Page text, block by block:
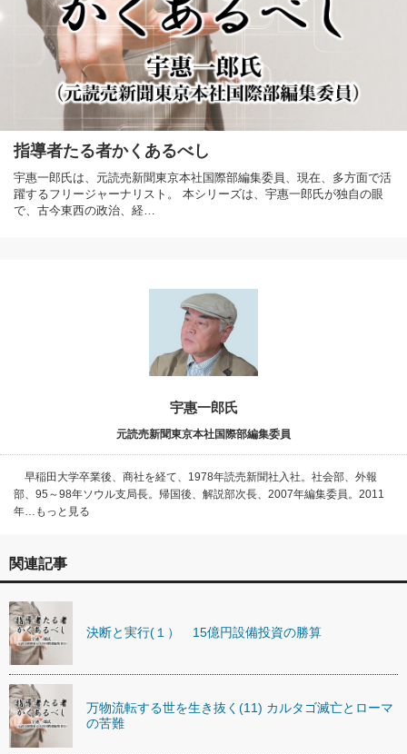
指導者たる者かくあるべし
宇惠一郎氏は、元読売新聞東京本社国際部編集委員、現在、多方面で活
躍するフリージャーナリスト。 本シリーズは、宇惠一郎氏が独自の眼
で、古今東西の政治、経…
宇惠一郎氏
元読売新聞東京本社国際部編集委員
早稲田大学卒業後、商社を経て、1978年読売新聞社入社。社会部、外報
部、95～98年ソウル支局長。帰国後、解説部次長、2007年編集委員。2011
年…もっと見る
関連記事
決断と実行(１） 15億円設備投資の勝算
万物流転する世を生き抜く(11) カルタゴ滅亡とローマ
の苦難